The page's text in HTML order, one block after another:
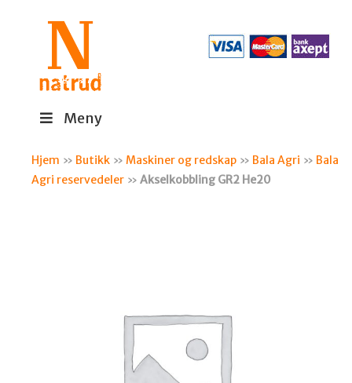
Meny
Hjem » Butikk »Maskiner og redskap » Bala Agri » Bala
Agri reservedeler »Akselkobbling GR2 He20